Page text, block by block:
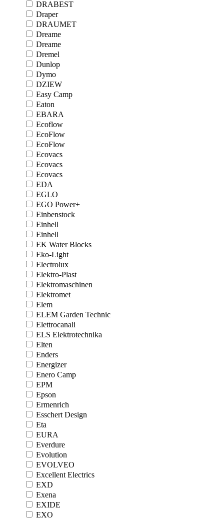
DRABEST
Draper
DRAUMET
Dreame
Dreame
Dremel
Dunlop
Dymo
DZIEW
Easy Camp
Eaton
EBARA
Ecoflow
EcoFlow
EcoFlow
Ecovacs
Ecovacs
Ecovacs
EDA
EGLO
EGO Power+
Einbenstock
Einhell
Einhell
EK Water Blocks
Eko-Light
Electrolux
Elektro-Plast
Elektromaschinen
Elektromet
Elem
ELEM Garden Technic
Elettrocanali
ELS Elektrotechnika
Elten
Enders
Energizer
Enero Camp
EPM
Epson
Ermenrich
Esschert Design
Eta
EURA
Everdure
Evolution
EVOLVEO
Excellent Electrics
EXD
Exena
EXIDE
EXO